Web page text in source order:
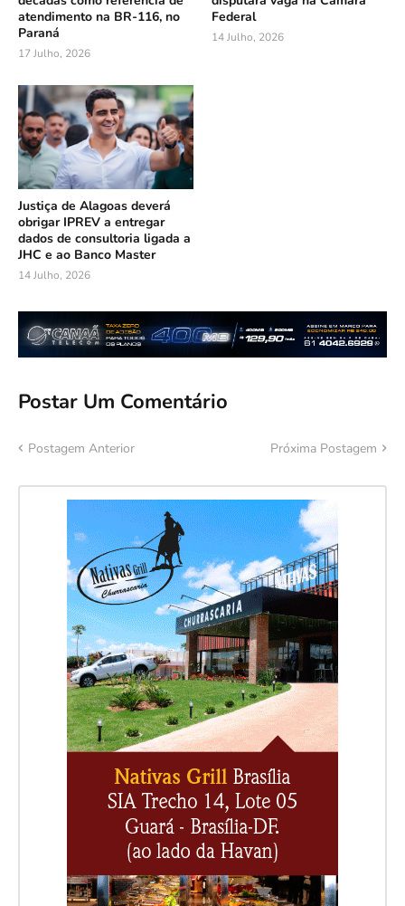
atendimento na BR-116, no
Paraná
17 Julho, 2026
Federal
14 Julho, 2026
Justiça de Alagoas deverá
obrigar IPREV a entregar
dados de consultoria ligada a
JHC e ao Banco Master
14 Julho, 2026
Postar Um Comentário
Postagem Anterior Próxima Postagem